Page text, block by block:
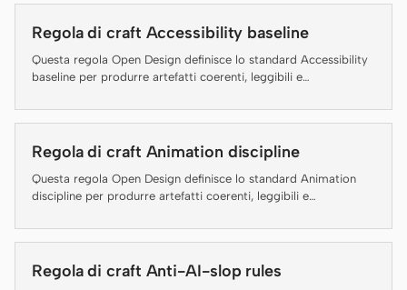
Claude Code
OpenCode
Gemini CLI
GitHub Copilot CLI
Qwen Code
Grok Build
Kimi CLI
Regola di craft Accessibility baseline
Questa regola Open Design definisce lo standard Accessibility
baseline per produrre artefatti coerenti, leggibili e
Regola di craft Animation discipline
Questa regola Open Design definisce lo standard Animation
discipline per produrre artefatti coerenti, leggibili e
Regola di craft Anti-AI-slop rules